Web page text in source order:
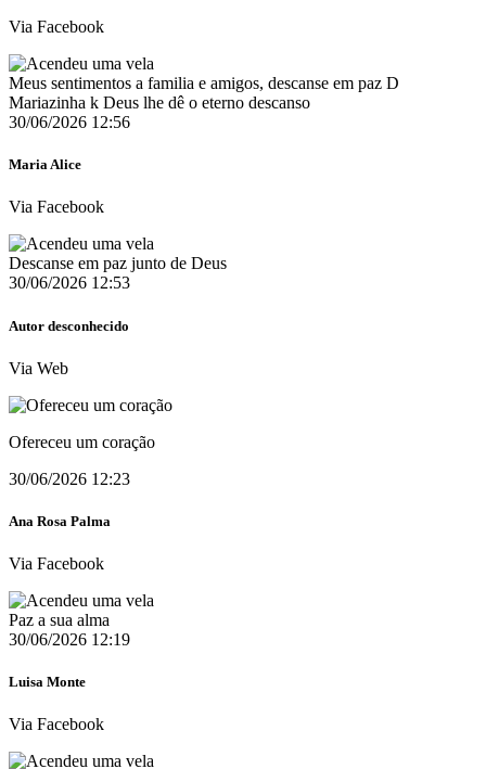
Via Facebook
Meus sentimentos a familia e amigos, descanse em paz D
Mariazinha k Deus lhe dê o eterno descanso
30/06/2026 12:56
Maria Alice
Via Facebook
Descanse em paz junto de Deus
30/06/2026 12:53
Autor desconhecido
Via Web
Ofereceu um coração
30/06/2026 12:23
Ana Rosa Palma
Via Facebook
Paz a sua alma
30/06/2026 12:19
Luisa Monte
Via Facebook